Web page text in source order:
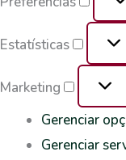
Estatísticas
Marketing
Gerenciar
Gerenciar